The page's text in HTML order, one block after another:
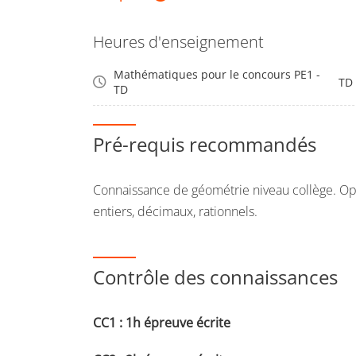
d’écriture des nombres pour l’enseigner
Ensembles de nombres : connaitre les
Arithmétique : décompositions, multiples,
pgcd, ppcm.
Heures d'enseignement
Mathématiques pour le concours PE1 -
TD
TD
Pré-requis recommandés
Connaissance de géométrie niveau collège.
entiers, décimaux, rationnels.
Contrôle des connaissances
CC1 : 1h épreuve écrite